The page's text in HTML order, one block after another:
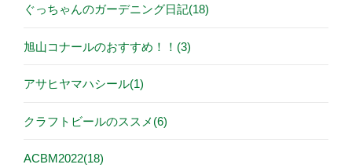
ぐっちゃんのガーデニング日記(18)
旭山コナールのおすすめ！！(3)
アサヒヤマハシール(1)
クラフトビールのススメ(6)
ACBM2022(18)